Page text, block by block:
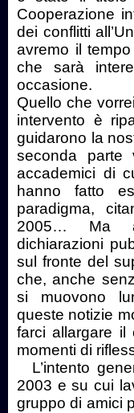
Cooperazione
dei conflitti
avremo il
che sarà
occasione.
Quello che
intervento è
guidarono la
seconda parte
accademici di
hanno fatto
paradigma,
2005… Ma
dichiarazioni
sul fronte del
che, anche
si muovono
queste notizie
farci allargare il
momenti di
L’intento
2003 e su cui
gruppo di amici